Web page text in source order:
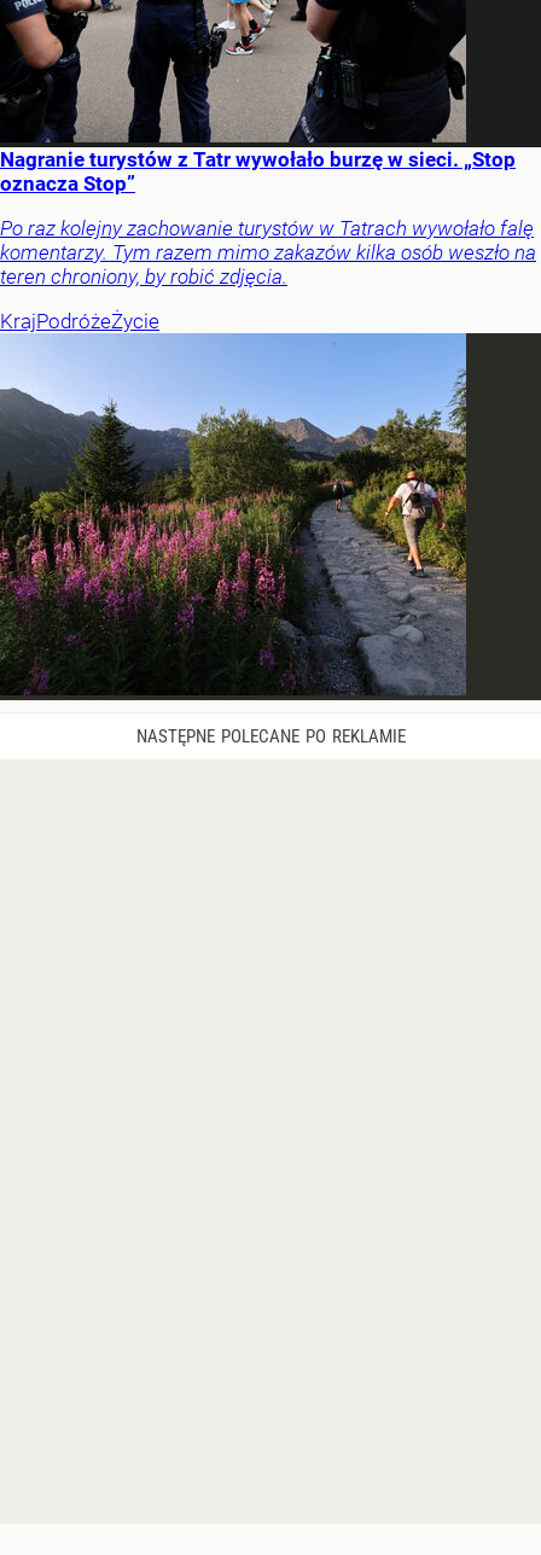
Nagranie turystów z Tatr wywołało burzę w sieci. „Stop
oznacza Stop”
Po raz kolejny zachowanie turystów w Tatrach wywołało falę
komentarzy. Tym razem mimo zakazów kilka osób weszło na
teren chroniony, by robić zdjęcia.
KrajPodróżeŻycie